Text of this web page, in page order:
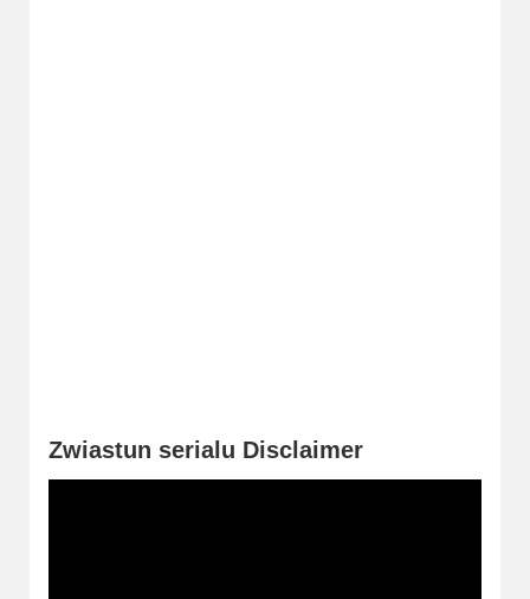
2014
Zwiastun serialu Disclaimer